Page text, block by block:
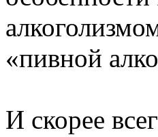
«пивной
И скорее